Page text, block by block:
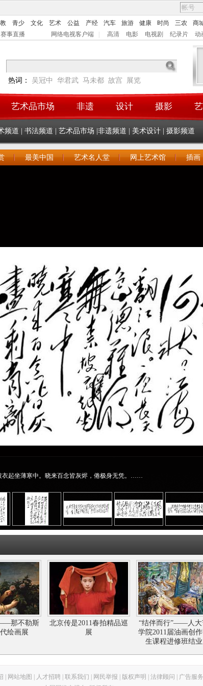
青少 文化 艺术 公益 产经 汽车 旅游 健康 时尚 三农
商
赛事直播 网络电视客户端 高清 电影 电视剧 纪录片 动
热词： 吴冠中 华君武 马未都 故宫 展览
艺术品市场 非遗 设计 摄影
频道 书法频道 艺术品市场 非遗频道 美术设计 摄影频道
最美中国 艺术名人堂 网上艺术馆 插画
毛泽东诗词墨宝展
衣起坐薄寒中。晓来百念皆灰烬，倦极身无凭。……
那不勒斯
绘画展
北京传是2011春拍精品巡
展
“结伴而行”——人大
学院2011届油画创
生课程进修班结
网站地图 人才招聘| 联系我们 网民举报 版权声明 法律顾问
广告服务